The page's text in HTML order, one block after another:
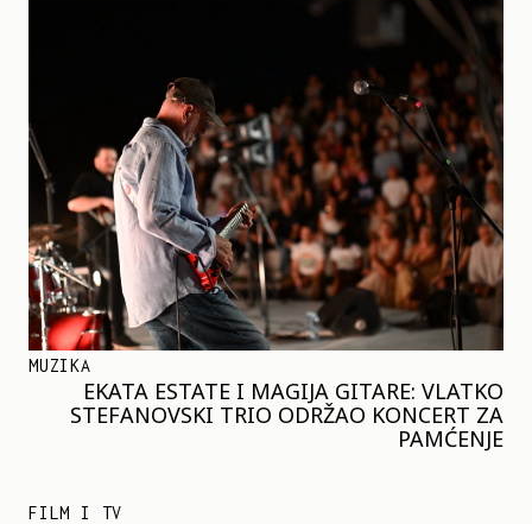
MUZIKA
EKATA ESTATE I MAGIJA GITARE: VLATKO
STEFANOVSKI TRIO ODRŽAO KONCERT ZA
PAMĆENJE
FILM I TV